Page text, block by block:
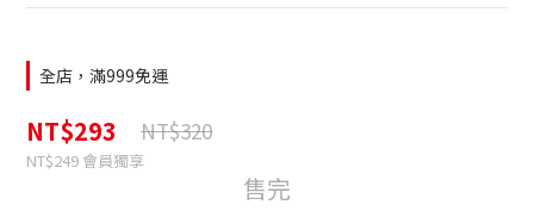
全店，滿999免運
NT$293 NT$320
NT$249 會員獨享
售完